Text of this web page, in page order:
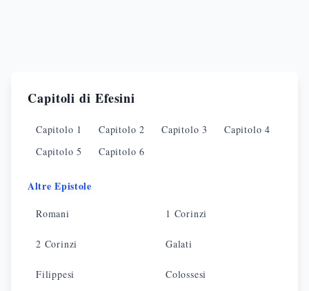
Capitoli di Efesini
Capitolo 1 Capitolo2 Capitolo3 Capitolo4
Capitolo5 Capitolo6
Altre Epistole
Romani 1 Corinzi
2 Corinzi Galati
Filippesi Colossesi